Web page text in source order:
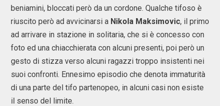
beniamini, bloccati però da un cordone. Qualche tifoso è
riuscito però ad avvicinarsi a Nikola Maksimovic, il primo
ad arrivare in stazione in solitaria, che si è concesso con
foto ed una chiacchierata con alcuni presenti, poi però un
gesto di stizza verso alcuni ragazzi troppo insistenti nei
suoi confronti. Ennesimo episodio che denota immaturità
di una parte del tifo partenopeo, in alcuni casi non esiste
il senso del limite.